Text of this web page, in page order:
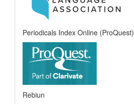
Periodicals Index Online (ProQuest)
Rebiun